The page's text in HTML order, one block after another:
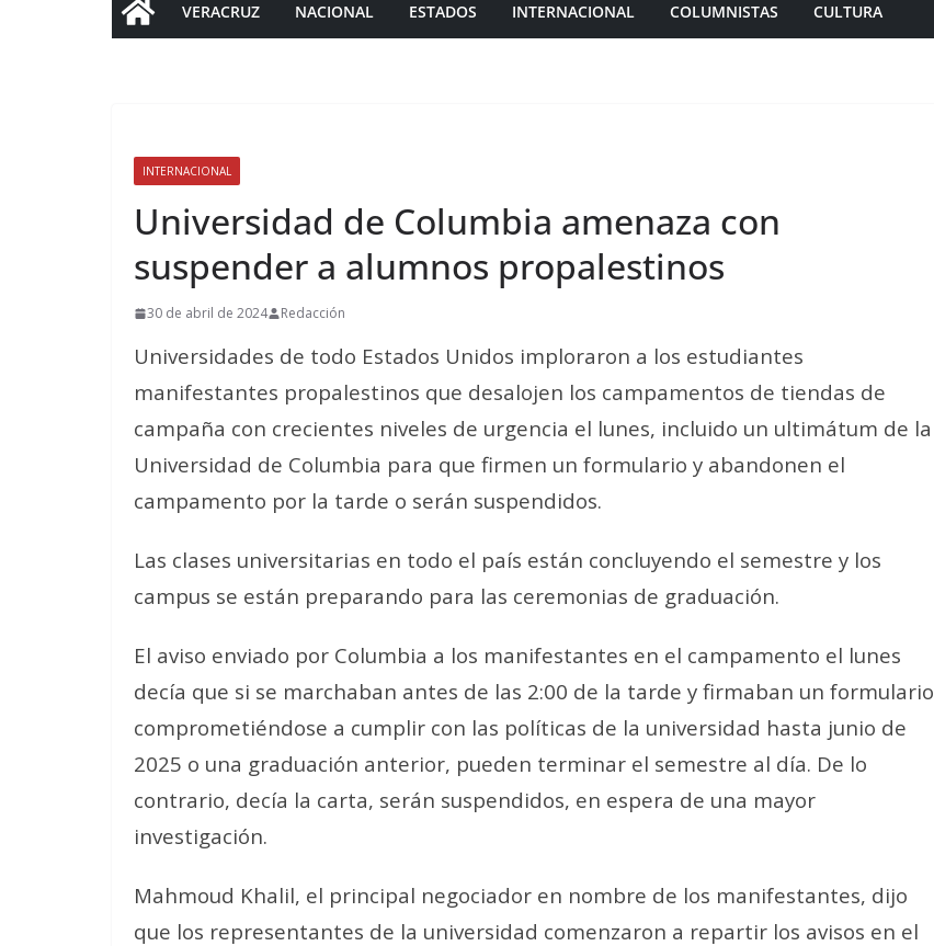
VERACRUZ NACIONAL ESTADOS INTERNACIONAL COLUMNISTAS CULTURA
INTERNACIONAL
Universidad de Columbia amenaza con
suspender a alumnos propalestinos
30 de abril de 2024 Redacción
Universidades de todo Estados Unidos imploraron a los estudiantes
manifestantes propalestinos que desalojen los campamentos de tiendas de
campaña con crecientes niveles de urgencia el lunes, incluido un ultimátum de la
Universidad de Columbia para que firmen un formulario y abandonen el
campamento por la tarde o serán suspendidos.
Las clases universitarias en todo el país están concluyendo el semestre y los
campus se están preparando para las ceremonias de graduación.
El aviso enviado por Columbia a los manifestantes en el campamento el lunes
decía que si se marchaban antes de las 2:00 de la tarde y firmaban un formulario
comprometiéndose a cumplir con las políticas de la universidad hasta junio de
2025 o una graduación anterior, pueden terminar el semestre al día. De lo
contrario, decía la carta, serán suspendidos, en espera de una mayor
investigación.
Mahmoud Khalil, el principal negociador en nombre de los manifestantes, dijo
que los representantes de la universidad comenzaron a repartir los avisos en el